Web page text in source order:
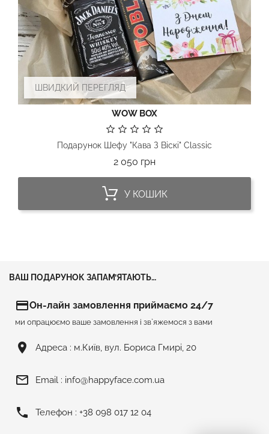
ШВИДКИЙ ПЕРЕГЛЯД
WOW BOX
Подарунок Шефу "Кава З Віскі" Classic
2 050 грнЦіна
У КОШИК
ВАШ ПОДАРУНОК ЗАПАМ’ЯТАЮТЬ…
credit_cardОн-лайн замовлення приймаємо 24/7
ми опрацюємо ваше замовлення і зв`яжемося з вами
room Адреса : м.Київ, вул. Бориса Гмирі, 20
mail_outline Email : info@happyface.com.ua
phone Телефон : +38 098 017 12 04